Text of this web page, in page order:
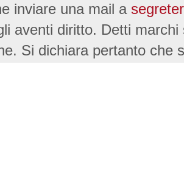
inviare una mail a
aventi diritto. Detti
Si dichiara pertanto che